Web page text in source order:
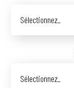
Sélectionnez_
Sélectionnez_